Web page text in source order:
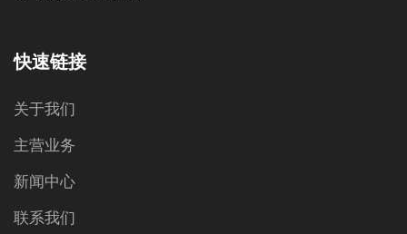
快速链接
关于我们
主营业务
新闻中心
联系我们